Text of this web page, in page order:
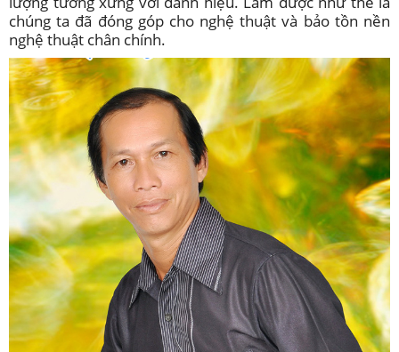
chúng ta đã đóng góp cho nghệ thuật và bảo tồn nền
nghệ thuật chân chính.